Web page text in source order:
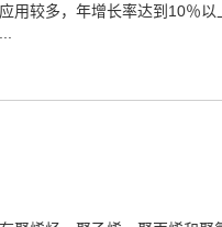
用较多，年增长率达到10％